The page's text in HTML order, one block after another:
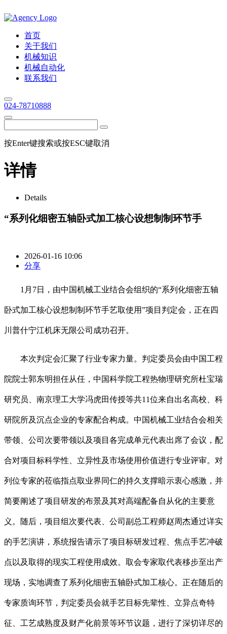
首页
关于我们
机械知识
机械自动化
联系我们
024-78710888
按Enter键搜索或按ESC键取消
详情
Details
“系列化细密五轴卧式加工核心设想制制环节手
2026-01-16 10:06
分享
1月7日，由中国机械工业结合会组织的“系列化细密五轴
卧式加工核心设想制制环节手艺取使用”项目判定会，正在四
川普什宁江机床无限公司成功召开。
本次判定会汇聚了行业专家力量。判定委员会由中国工程
院院士郭东明担任从任，中国科学院工程热物理研究所杜宝瑞
研究员、南京理工大学冯虎田传授等共11位来自出名高校、科
研院所及沉点企业的专家配合构成。中国机械工业结合会相关
带领、公司次要带领以及项目各完成单元代表出席了会议，配
合对项目标科学性、立异性及市场使用价值进行专业评审。对
列位专家的莅临指点取业界同仁的持久支撑暗示衷心感激，并
简要阐述了项目研发的布景及其对高端配备自从化的主要意
义。随后，项目组次要代表、公司副总工程师赵周杰通过详实
的手艺演讲，系统报告请示了项目标研发过程、焦点手艺冲破
点以及取得的现实工程使用成效。取会专家取代表移步至出产
现场，实地调查了系列化细密五轴卧式加工核心。正在随后的
专家质询环节，判定委员会就手艺目标先辈性、立异点奇特
征、工艺成熟度及财产化前景等环节议题，进行了深切详尽的